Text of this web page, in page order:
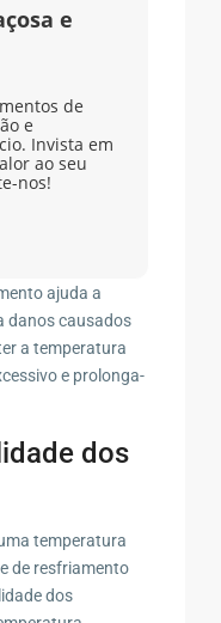
e
de
e
Invista em
ao seu
nos!
ajuda a
danos causados
a temperatura
e prolonga-
dos
temperatura
de resfriamento
dos